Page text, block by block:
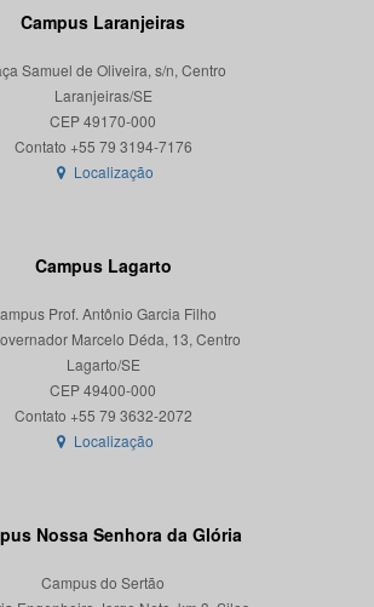
Campus Laranjeiras
Samuel de Oliveira, s/n, Centro
Laranjeiras/SE
CEP 49170-000
Localização
Campus Lagarto
Prof. Antônio Garcia Filho
Marcelo Déda, 13, Centro
Lagarto/SE
CEP 49400-000
Localização
Nossa Senhora da Glória
Campus do Sertão